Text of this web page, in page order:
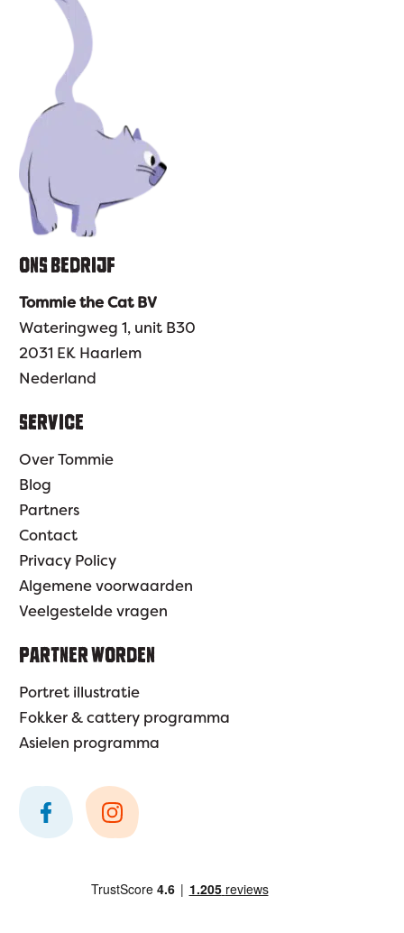
ONS BEDRIJF
Tommie the Cat BV
Wateringweg 1, unit B30
2031 EK Haarlem
Nederland
SERVICE
Over Tommie
Blog
Partners
Contact
Privacy Policy
Algemene voorwaarden
Veelgestelde vragen
PARTNER WORDEN
Portret illustratie
Fokker & cattery programma
Asielen programma